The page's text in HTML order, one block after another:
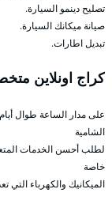
تصليح دينمو السيارة.
صيانة ميكانك السيارة.
تبديل اطارات.
كراج اونلاين
على مدار الساعة طوال
الشامية
لطلب أحسن الخدمات
خاصة
الميكانيك والكهرباء